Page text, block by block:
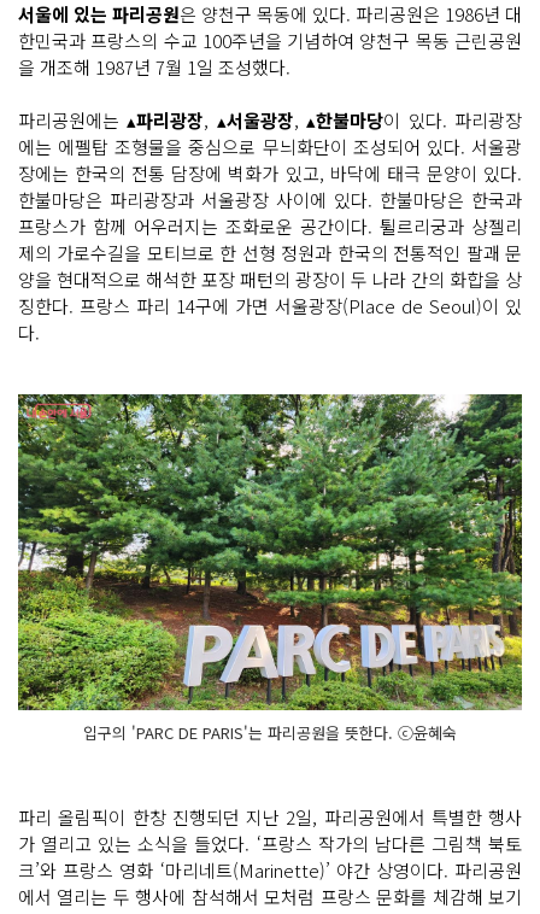
서울에 있는 파리공원은 양천구 목동에 있다. 파리공원은 1986년 대
한민국과 프랑스의 수교 100주년을 기념하여 양천구 목동 근린공원
을 개조해 1987년 7월 1일 조성했다.
파리공원에는 ▴파리광장, ▴서울광장, ▴한불마당이 있다. 파리광장
에는 에펠탑 조형물을 중심으로 무늬화단이 조성되어 있다. 서울광
장에는 한국의 전통 담장에 벽화가 있고, 바닥에 태극 문양이 있다.
한불마당은 파리광장과 서울광장 사이에 있다. 한불마당은 한국과
프랑스가 함께 어우러지는 조화로운 공간이다. 튈르리궁과 샹젤리
제의 가로수길을 모티브로 한 선형 정원과 한국의 전통적인 팔괘 문
양을 현대적으로 해석한 포장 패턴의 광장이 두 나라 간의 화합을 상
징한다. 프랑스 파리 14구에 가면 서울광장(Place de Seoul)이 있
다.
입구의 'PARC DE PARIS'는 파리공원을 뜻한다. ⓒ윤혜숙
파리 올림픽이 한창 진행되던 지난 2일, 파리공원에서 특별한 행사
가 열리고 있는 소식을 들었다. ‘프랑스 작가의 남다른 그림책 북토
크’와 프랑스 영화 ‘마리네트(Marinette)’ 야간 상영이다. 파리공원
에서 열리는 두 행사에 참석해서 모처럼 프랑스 문화를 체감해 보기